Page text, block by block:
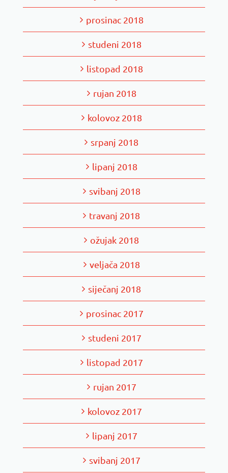
prosinac 2018
studeni 2018
listopad 2018
rujan 2018
kolovoz 2018
srpanj 2018
lipanj 2018
svibanj 2018
travanj 2018
ožujak 2018
veljača 2018
siječanj 2018
prosinac 2017
studeni 2017
listopad 2017
rujan 2017
kolovoz 2017
lipanj 2017
svibanj 2017